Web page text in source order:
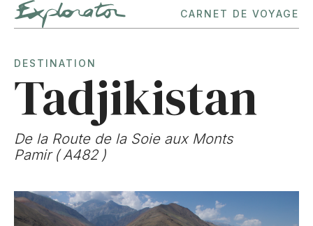
CARNET DE VOYAGE
DESTINATION
Tadjikistan
De la Route de la Soie aux Monts
Pamir ( A482 )